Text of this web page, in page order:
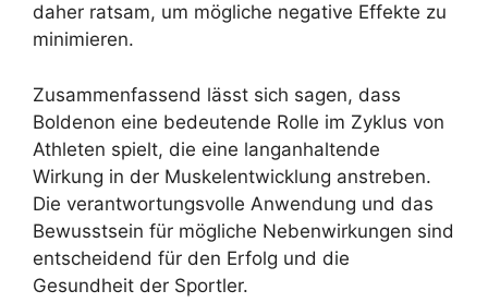
daher ratsam, um mögliche negative Effekte zu
minimieren.
Zusammenfassend lässt sich sagen, dass
Boldenon eine bedeutende Rolle im Zyklus von
Athleten spielt, die eine langanhaltende
Wirkung in der Muskelentwicklung anstreben.
Die verantwortungsvolle Anwendung und das
Bewusstsein für mögliche Nebenwirkungen sind
entscheidend für den Erfolg und die
Gesundheit der Sportler.